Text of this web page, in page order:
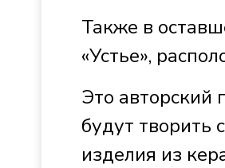
Также в
«Устье»,
Это авторский
будут творить
изделия из